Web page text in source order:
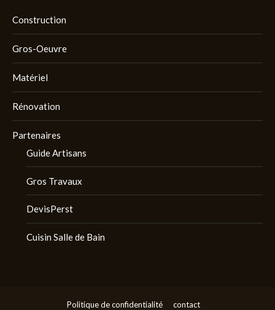
Construction
Gros-Oeuvre
Matériel
Rénovation
Partenaires
Guide Artisans
Gros Travaux
DevisPerst
Cuisin Salle de Bain
Politique de confidentialité contact